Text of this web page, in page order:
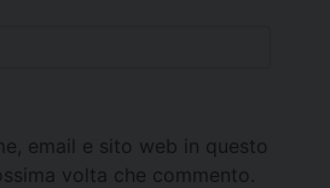
email e sito web in questo
volta che commento.